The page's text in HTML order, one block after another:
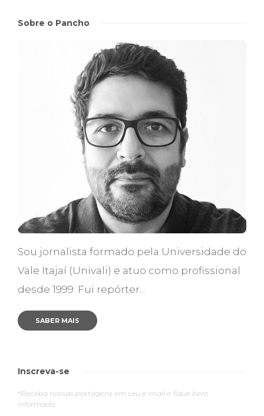
Sobre o Pancho
Sou jornalista formado pela Universidade do
Vale Itajaí (Univali) e atuo como profissional
desde 1999. Fui repórter...
SABER MAIS
Inscreva-se
*Receba nossas postagens em seu e-mail e fique bem
informado.